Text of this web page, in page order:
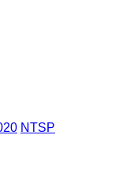
NTSP